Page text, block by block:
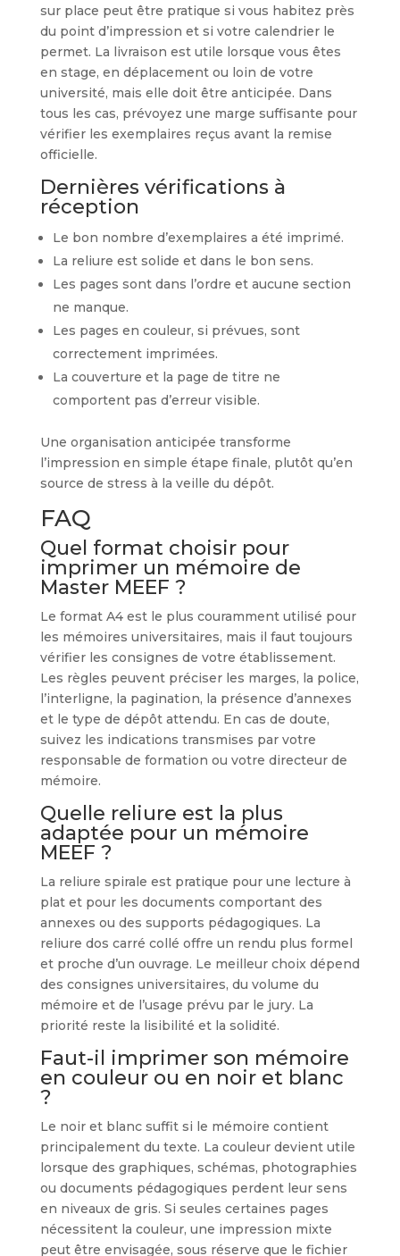
sur place peut être pratique si vous habitez près
du point d’impression et si votre calendrier le
permet. La livraison est utile lorsque vous êtes
en stage, en déplacement ou loin de votre
université, mais elle doit être anticipée. Dans
tous les cas, prévoyez une marge suffisante pour
vérifier les exemplaires reçus avant la remise
officielle.
Dernières vérifications à
réception
Le bon nombre d’exemplaires a été imprimé.
La reliure est solide et dans le bon sens.
Les pages sont dans l’ordre et aucune section
ne manque.
Les pages en couleur, si prévues, sont
correctement imprimées.
La couverture et la page de titre ne
comportent pas d’erreur visible.
Une organisation anticipée transforme
l’impression en simple étape finale, plutôt qu’en
source de stress à la veille du dépôt.
FAQ
Quel format choisir pour
imprimer un mémoire de
Master MEEF ?
Le format A4 est le plus couramment utilisé pour
les mémoires universitaires, mais il faut toujours
vérifier les consignes de votre établissement.
Les règles peuvent préciser les marges, la police,
l’interligne, la pagination, la présence d’annexes
et le type de dépôt attendu. En cas de doute,
suivez les indications transmises par votre
responsable de formation ou votre directeur de
mémoire.
Quelle reliure est la plus
adaptée pour un mémoire
MEEF ?
La reliure spirale est pratique pour une lecture à
plat et pour les documents comportant des
annexes ou des supports pédagogiques. La
reliure dos carré collé offre un rendu plus formel
et proche d’un ouvrage. Le meilleur choix dépend
des consignes universitaires, du volume du
mémoire et de l’usage prévu par le jury. La
priorité reste la lisibilité et la solidité.
Faut-il imprimer son mémoire
en couleur ou en noir et blanc
?
Le noir et blanc suffit si le mémoire contient
principalement du texte. La couleur devient utile
lorsque des graphiques, schémas, photographies
ou documents pédagogiques perdent leur sens
en niveaux de gris. Si seules certaines pages
nécessitent la couleur, une impression mixte
peut être envisagée, sous réserve que le fichier